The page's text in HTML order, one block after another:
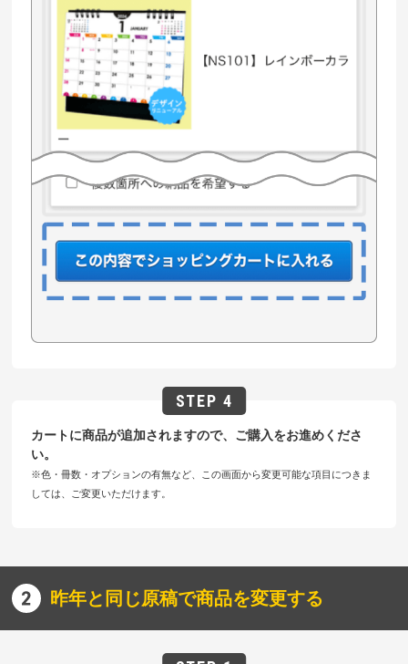
カートに商品が追加されますので、ご購入をお進めくださ
い。
※色・冊数・オプションの有無など、この画面から変更可能な項目につきま
しては、ご変更いただけます。
昨年と同じ原稿で商品を変更する